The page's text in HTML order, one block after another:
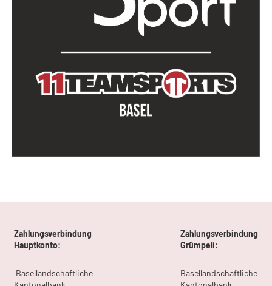
Zahlungsverbindung
Hauptkonto:
Zahlungsverbindung
Grümpeli:
Basellandschaftliche
Basellandschaftliche